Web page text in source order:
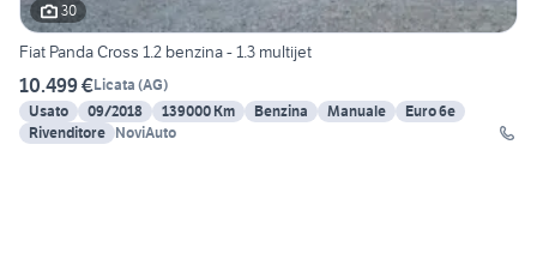
30
Fiat Panda Cross 1.2 benzina - 1.3 multijet
10.499 €Licata (AG)
Usato
09/2018 139000 Km Benzina Manuale
Euro 6e
Rivenditore NoviAuto